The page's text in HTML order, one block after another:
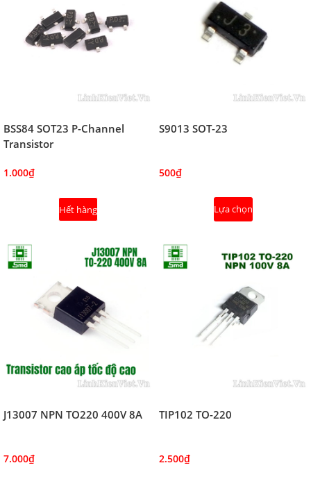
BSS84 SOT23 P-Channel
Transistor
1.000₫
Hết hàng
S9013 SOT-23
500₫
Lựa chọn
J13007 NPN TO220 400V 8A
7.000₫
TIP102 TO-220
2.500₫